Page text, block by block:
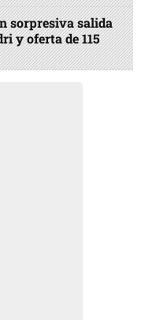
sorpresiva salida
y oferta de 115